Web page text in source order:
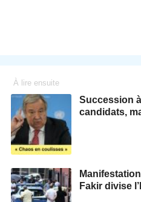
À lire ensuite
Succession
candidats,
Fakir divise